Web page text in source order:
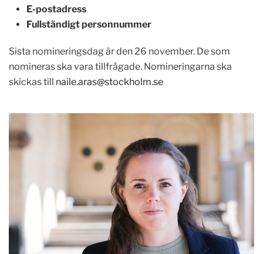
E-postadress
Fullständigt personnummer
Sista nomineringsdag är den 26 november. De som
nomineras ska vara tillfrågade. Nomineringarna ska
skickas till naile.aras@stockholm.se